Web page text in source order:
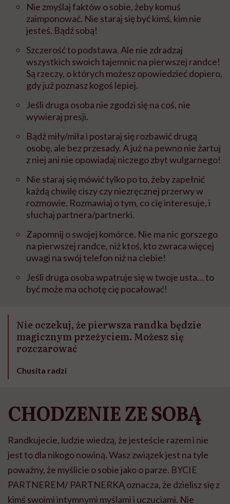
Nie zmyślaj faktów o sobie, żeby komuś
zaimponować. Nie staraj się być kimś, kim nie
jesteś. Bądź sobą!
Szczerość to podstawa. Ale nie zdradzaj
wszystkich swoich tajemnic na pierwszej randce!
Są rzeczy, o których możesz opowiedzieć dopiero,
gdy już poznasz kogoś lepiej.
Jeśli druga osoba nie zgodzi się na coś, nie
wywieraj presji.
Bądź miły/miła i postaraj się rozbawić drugą
osobę, ale bez przesady. A już na pewno nie żartuj
z niej ani nie opowiadaj niczego zbyt wulgarnego!
Nie staraj się mówić tylko po to, żeby zapełnić
każdą chwilę ciszy czy niezręcznej przerwy w
rozmowie. Rozmawiaj o tym, co cię interesuje, i
słuchaj partnera/partnerki.
Zapomnij o swojej komórce. Nie ma nic gorszego
na pierwszej randce, niż ktoś, kto zwraca więcej
uwagi na swój telefon niż na ciebie!
Jeśli druga osoba wpatruje się w twoje usta… to
być może ma ochotę cię pocałować!
Nie oczekuj, że pierwsza randka będzie
magicznym przeżyciem. Możesz się
rozczarować
Chusita radzi
CHODZENIE ZE SOBĄ
Randkujecie, ludzie wiedzą, że jesteście razem i nie
jest to dla nikogo nowiną. Wasz związek jest na tyle
poważny, że myślicie o sobie jako o parze. BYCIE
PARTNEREM/ PARTNERKĄ oznacza, że dzielisz się z
kimś swoimi intymnymi myślami i uczuciami. Nie